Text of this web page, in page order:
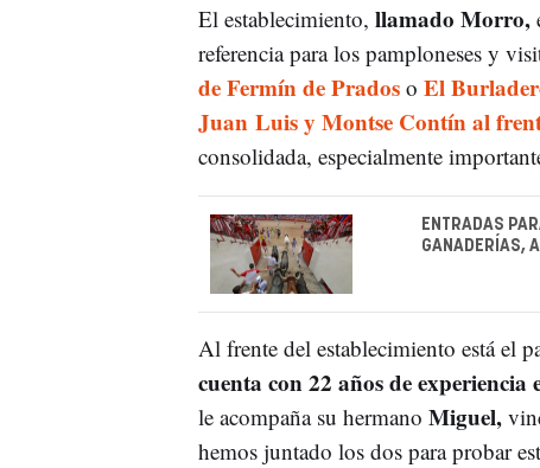
El establecimiento, llamado Morro,
referencia para los pamploneses y
de Fermín de Prados o El
Juan Luis y Montse Contín al
consolidada, especialmente
ENTRADAS
GANADERÍAS,
Al frente del establecimiento está el
cuenta con 22 años de
le acompaña su hermano Miguel,
hemos juntado los dos para probar